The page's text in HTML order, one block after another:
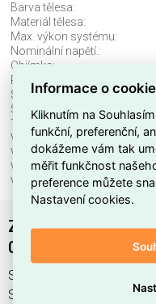
Barva tělesa:
Materiál tělesa:
Max. výkon systému:
Nominální napětí.:
Objímka:
Průměr:
Stmívatelné:
Stupeň krytí (IP):
Třída ochrany:
Včetně svět. zdroje:
Vhodné pro počet svět.
Vhodné pro výkon světel.
Výška/hloubka:
Závěsné svítidlo
01B - MAYTONI
Svítidlo MOD178PL-01B
Svítidla, světelné zdroje a
Informace o
Kliknutím na
funkční, preferenční,
dokážeme vám tak
měřit funkčnost
preference můžete
Nastavení cookies.